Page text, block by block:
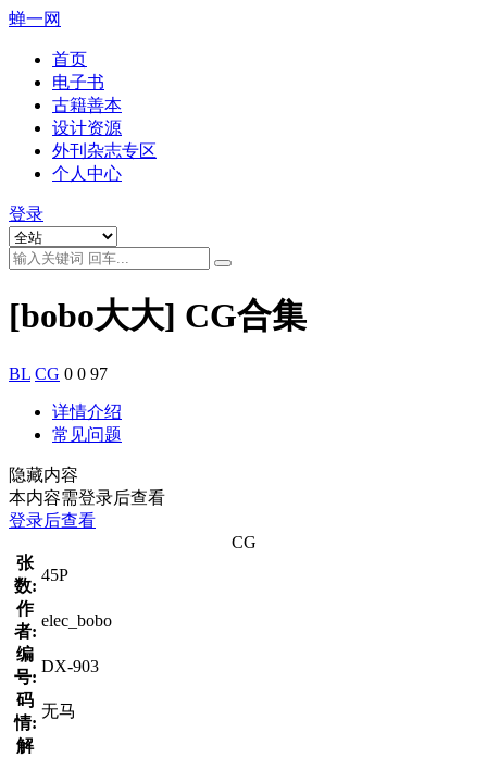
蝉一网
首页
电子书
古籍善本
设计资源
外刊杂志专区
个人中心
登录
[bobo大大] CG合集
BL CG 0 0 97
详情介绍
常见问题
隐藏内容
本内容需登录后查看
登录后查看
CG
张
数:
45P
作
者:
elec_bobo
编
号:
DX-903
码
情:
无马
解